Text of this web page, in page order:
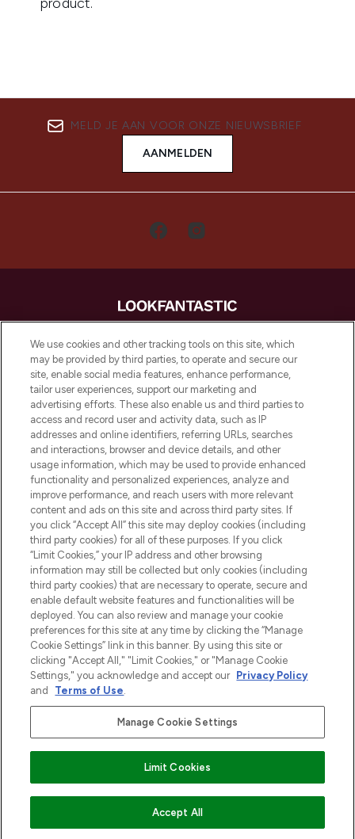
VOEG TOE AAN WINKELMANDJE
MELD JE AAN VOOR ONZE NIEUWSBRIEF
AANMELDEN
LOOKFANTASTIC is de ultieme online
beautybestemming van Europa, met de
beste huidverzorging, haarproducten en
make-up van meer dan 200 topmerken.
Shop online of via de app, met gratis
verzending vanaf €40.
Cookie-toestemming
Do Not Sell or Share My Personal
Information
HELP & INFORMATIE
BEDRIJFSINFORMATIE
OVER LOOKFANTASTIC
2026 THG Beauty Europe GmbH Maximilianstrasse 54 80538 Munich
Betaal veilig met
We use cookies and other tracking tools on this site, which
may be provided by third parties, to operate and secure our
site, enable social media features, enhance performance,
tailor user experiences, support our marketing and
advertising efforts. These also enable us and third parties to
access and record user and activity data, such as IP
addresses and online identifiers, referring URLs, searches
and interactions, browser and device details, and other
usage information, which may be used to provide enhanced
functionality and personalized experiences, analyze and
improve performance, and reach users with more relevant
content and ads on this site and across third party sites. If
you click “Accept All” this site may deploy cookies (including
third party cookies) for all of these purposes. If you click
“Limit Cookies,” your IP address and other browsing
information may still be collected but only cookies (including
third party cookies) that are necessary to operate, secure and
enable default website features and functionalities will be
deployed. You can also review and manage your cookie
preferences for this site at any time by clicking the “Manage
Cookie Settings” link in this banner. By using this site or
clicking "Accept All," "Limit Cookies," or "Manage Cookie
Settings," you acknowledge and accept our Privacy Policy
and
Terms of Use.
Manage Cookie Settings
Limit Cookies
Accept All